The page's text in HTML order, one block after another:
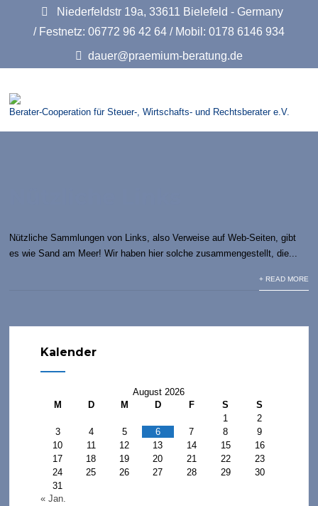
Niederfeldstr 19a, 33611 Bielefeld - Germany
/ Festnetz: 06772 96 42 64 / Mobil: 0178 6146 934
dauer@praemium-beratung.de
Berater-Cooperation für Steuer-, Wirtschafts- und Rechtsberater e.V.
Nützliche Sammlungen von Links, also Verweise auf Web-Seiten, gibt
es wie Sand am Meer! Wir haben hier solche zusammengestellt, die...
+ READ MORE
Kalender
August 2026
M
D M D F S
S
1
2
3
4 5 6 7 8
9
10
11 12 13 14 15
16
17
18 19 20 21 22
23
24
25 26 27 28 29
30
31
« Jan.